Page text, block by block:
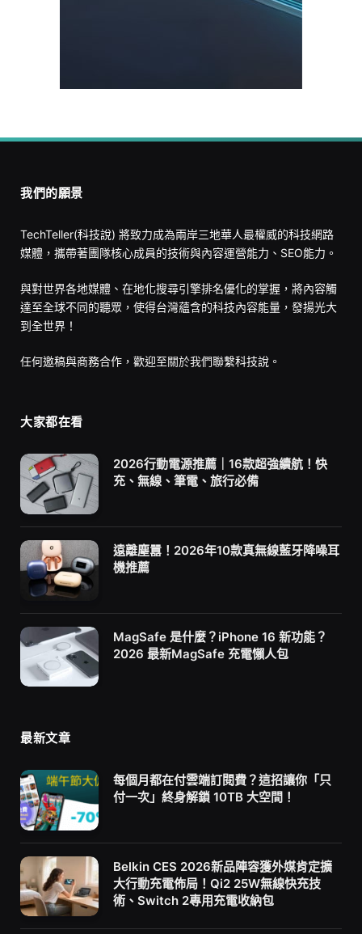
我們的願景
TechTeller(科技說) 將致力成為兩岸三地華人最權威的科技網路
媒體，攜帶著團隊核心成員的技術與內容運營能力、SEO能力。
與對世界各地媒體、在地化搜尋引擎排名優化的掌握，將內容觸
達至全球不同的聽眾，使得台灣蘊含的科技內容能量，發揚光大
到全世界！
任何邀稿與商務合作，歡迎至關於我們聯繫科技說。
大家都在看
2026行動電源推薦｜16款超強續航！快
充、無線、筆電、旅行必備
遠離塵囂！2026年10款真無線藍牙降噪耳
機推薦
MagSafe 是什麼？iPhone 16 新功能？
2026 最新MagSafe 充電懶人包
最新文章
每個月都在付雲端訂閱費？這招讓你「只
付一次」終身解鎖 10TB 大空間！
Belkin CES 2026新品陣容獲外媒肯定擴
大行動充電佈局！Qi2 25W無線快充技
術、Switch 2專用充電收納包